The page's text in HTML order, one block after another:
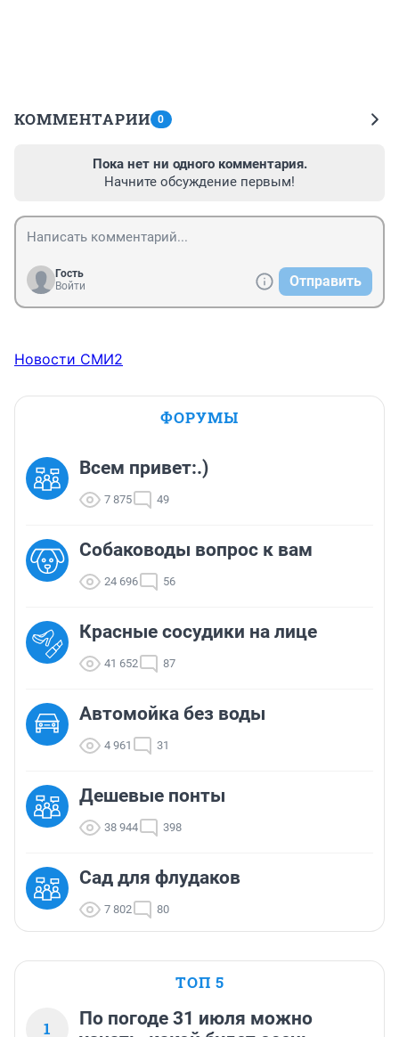
КОММЕНТАРИИ 0
Пока нет ни одного комментария.
Начните обсуждение первым!
Гость
Войти
Отправить
Новости СМИ2
ФОРУМЫ
Всем привет:.)
7 875 49
Собаководы вопрос к вам
24 696 56
Красные сосудики на лице
41 652 87
Автомойка без воды
4 961 31
Дешевые понты
38 944 398
Сад для флудаков
7 802 80
ТОП 5
1
По погоде 31 июля можно